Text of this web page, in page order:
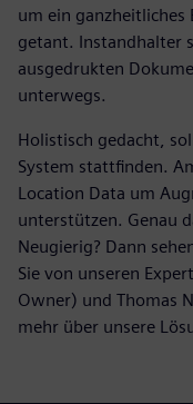
um ein ganzheitliches
getant. Instandhalter
ausgedrukten
unterwegs.
Holistisch gedacht,
System stattfinden.
Location Data um
unterstützen. Genau
Neugierig? Dann
Sie von unseren
Owner) und Thomas
mehr über unsere